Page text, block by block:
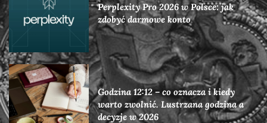
Perplexity Pro 2026 w Polsce: jak
zdobyć darmowe konto
Godzina 12:12 – co oznacza i kiedy
warto zwolnić. Lustrzana godzina a
decyzje w 2026